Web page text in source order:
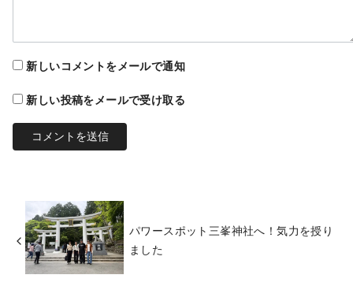
新しいコメントをメールで通知
新しい投稿をメールで受け取る
パワースポット三峯神社へ！気力を授り
ました